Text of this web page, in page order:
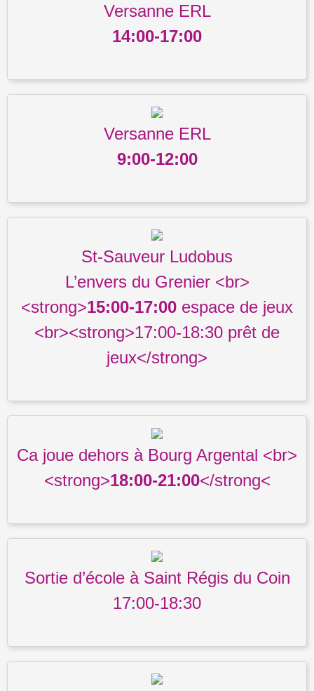
Versanne ERL
14:00-17:00
Versanne ERL
9:00-12:00
St-Sauveur Ludobus
L’envers du Grenier <br>
<strong>15:00-17:00 espace de jeux
<br><strong>17:00-18:30 prêt de
jeux</strong>
Ca joue dehors à Bourg Argental <br>
<strong>18:00-21:00</strong<
Sortie d’école à Saint Régis du Coin
17:00-18:30